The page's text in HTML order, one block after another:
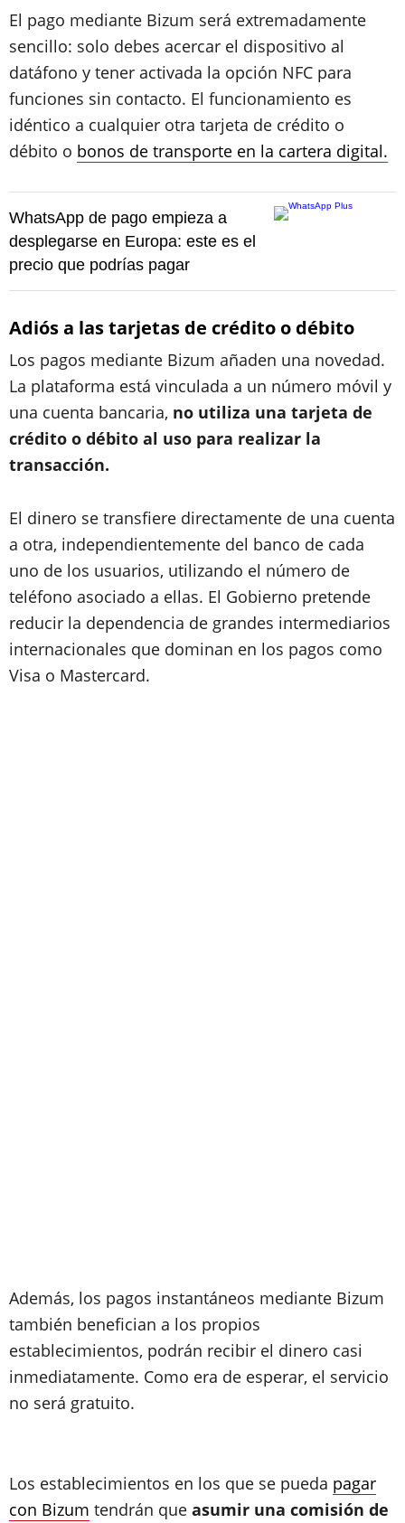
El pago mediante Bizum será extremadamente
sencillo: solo debes acercar el dispositivo al
datáfono y tener activada la opción NFC para
funciones sin contacto. El funcionamiento es
idéntico a cualquier otra tarjeta de crédito o
débito o bonos de transporte en la cartera digital.
WhatsApp de pago empieza a
desplegarse en Europa: este es el
precio que podrías pagar
Adiós a las tarjetas de crédito o débito
Los pagos mediante Bizum añaden una novedad.
La plataforma está vinculada a un número móvil y
una cuenta bancaria, no utiliza una tarjeta de
crédito o débito al uso para realizar la
transacción.
El dinero se transfiere directamente de una cuenta
a otra, independientemente del banco de cada
uno de los usuarios, utilizando el número de
teléfono asociado a ellas. El Gobierno pretende
reducir la dependencia de grandes intermediarios
internacionales que dominan en los pagos como
Visa o Mastercard.
Además, los pagos instantáneos mediante Bizum
también benefician a los propios
establecimientos, podrán recibir el dinero casi
inmediatamente. Como era de esperar, el servicio
no será gratuito.
Los establecimientos en los que se pueda pagar
con Bizum tendrán que asumir una comisión de